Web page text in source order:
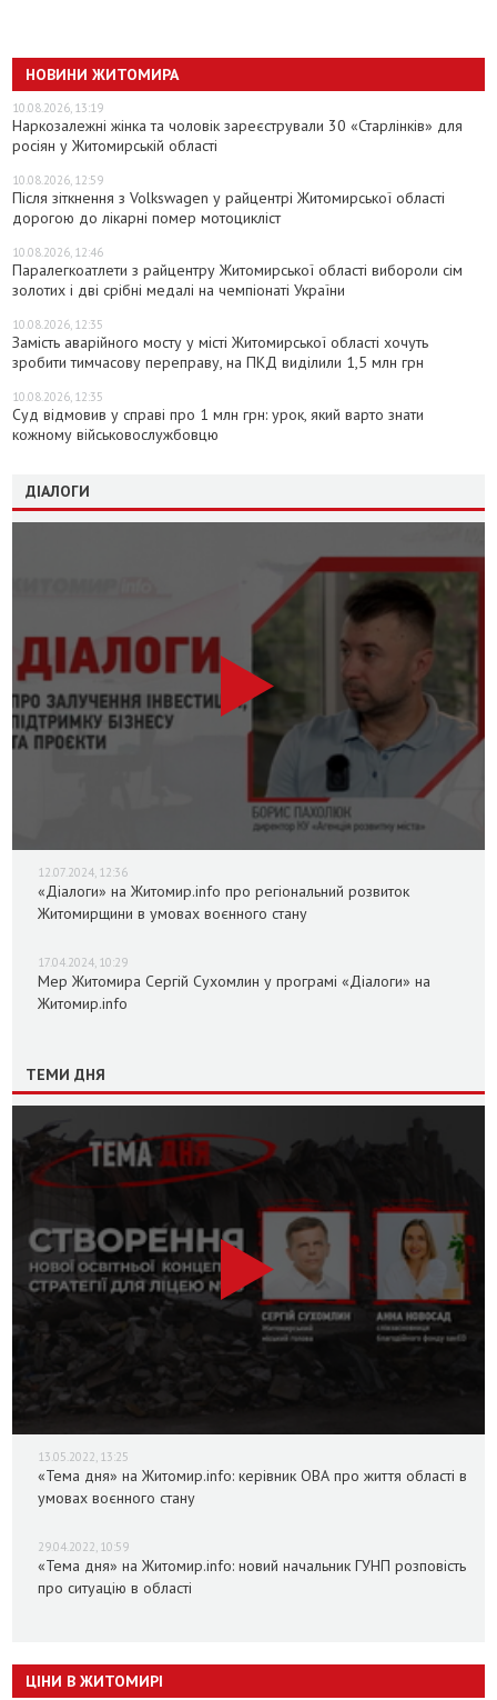
НОВИНИ ЖИТОМИРА
10.08.2026, 13:19
Наркозалежні жінка та чоловік зареєстрували 30 «Старлінків» для
росіян у Житомирській області
10.08.2026, 12:59
Після зіткнення з Volkswagen у райцентрі Житомирської області
дорогою до лікарні помер мотоцикліст
10.08.2026, 12:46
Паралегкоатлети з райцентру Житомирської області вибороли сім
золотих і дві срібні медалі на чемпіонаті України
10.08.2026, 12:35
Замість аварійного мосту у місті Житомирської області хочуть
зробити тимчасову переправу, на ПКД виділили 1,5 млн грн
10.08.2026, 12:35
Суд відмовив у справі про 1 млн грн: урок, який варто знати
кожному військовослужбовцю
ДІАЛОГИ
12.07.2024, 12:36
«Діалоги» на Житомир.info про регіональний розвиток
Житомирщини в умовах воєнного стану
17.04.2024, 10:29
Мер Житомира Сергій Сухомлин у програмі «Діалоги» на
Житомир.info
ТЕМИ ДНЯ
13.05.2022, 13:25
«Тема дня» на Житомир.info: керівник ОВА про життя області в
умовах воєнного стану
29.04.2022, 10:59
«Тема дня» на Житомир.info: новий начальник ГУНП розповість
про ситуацію в області
ЦІНИ В ЖИТОМИРІ